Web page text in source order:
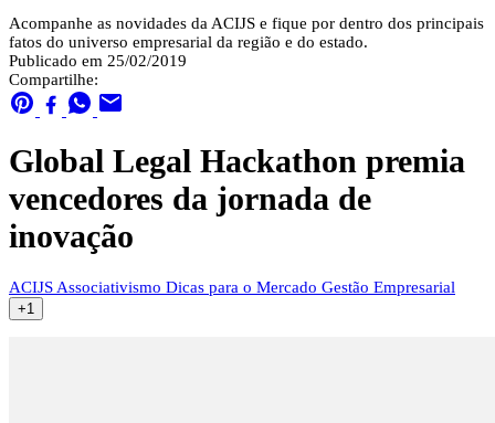
Acompanhe as novidades da ACIJS e fique por dentro dos principais
fatos do universo empresarial da região e do estado.
Publicado em 25/02/2019
Compartilhe:
Global Legal Hackathon premia
vencedores da jornada de
inovação
ACIJS Associativismo Dicas para o Mercado Gestão Empresarial
+1